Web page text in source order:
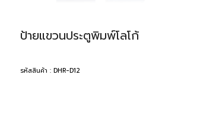
ป้ายแขวนประตูพิมพ์โลโก้
รหัสสินค้า : DHR-D12